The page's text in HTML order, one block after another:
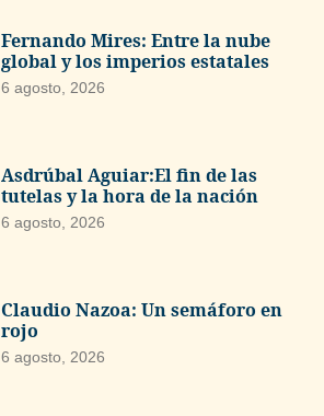
Fernando Mires: Entre la nube
global y los imperios estatales
6 agosto, 2026
Asdrúbal Aguiar:El fin de las
tutelas y la hora de la nación
6 agosto, 2026
Claudio Nazoa: Un semáforo en
rojo
6 agosto, 2026